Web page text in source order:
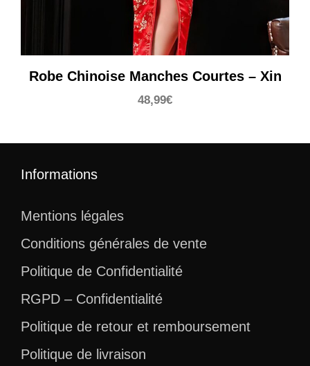
Robe Chinoise Manches Courtes – Xin
48,99€
Informations
Mentions légales
Conditions générales de vente
Politique de Confidentialité
RGPD – Confidentialité
Politique de retour et remboursement
Politique de livraison